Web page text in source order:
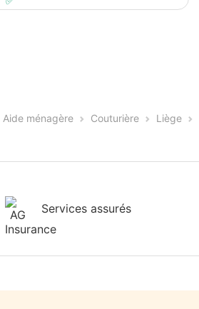
Aide ménagère Couturière Liège
Services assurés